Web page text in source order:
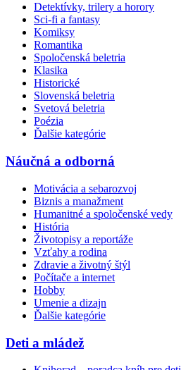
Detektívky, trilery a horory
Sci-fi a fantasy
Komiksy
Romantika
Spoločenská beletria
Klasika
Historické
Slovenská beletria
Svetová beletria
Poézia
Ďalšie kategórie
Náučná a odborná
Motivácia a sebarozvoj
Biznis a manažment
Humanitné a spoločenské vedy
História
Životopisy a reportáže
Vzťahy a rodina
Zdravie a životný štýl
Počítače a internet
Hobby
Umenie a dizajn
Ďalšie kategórie
Deti a mládež